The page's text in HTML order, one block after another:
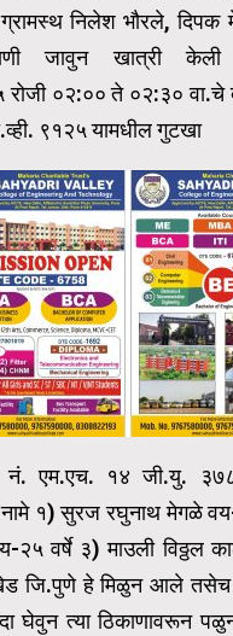
निलेश भौरले, दिपक
जावुन खात्री
०२:०० ते ०२:३० वा.चे
९१२५ यामधील गुटखा
नं. एम.एच. १४ जी.यु.
१) सुरज रघुनाथ मेगळे
वर्षे ३) माउली विठ्ठल
जि.पुणे हे मिळुन आले
घेवुन त्या ठिकाणावरून